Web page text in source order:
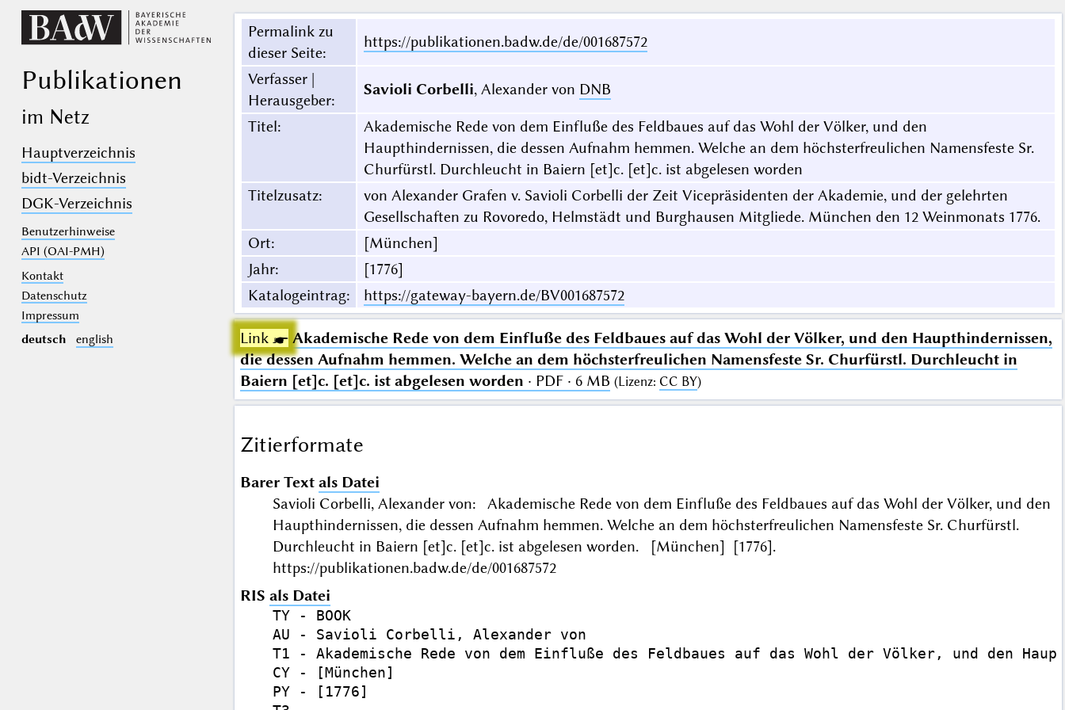
Publikationen
im Netz
Hauptverzeichnis
bidt-Verzeichnis
DGK-Verzeichnis
Benutzerhinweise
API (OAI-PMH)
Kontakt
Datenschutz
Impressum
deutsch
english
Permalink zu
dieser Seite:
https://publikationen.badw.de/de/001687572
Verfasser |
Herausgeber:
Savioli Corbelli, Alexander von DNB
Titel:
Akademische Rede von dem Einfluße des Feldbaues auf das Wohl der Völker, und den
Haupthindernissen, die dessen Aufnahm hemmen. Welche an dem höchsterfreulichen Namensfeste Sr.
Churfürstl. Durchleucht in Baiern [et]c. [et]c. ist abgelesen worden
Titelzusatz:
von Alexander Grafen v. Savioli Corbelli der Zeit Vicepräsidenten der Akademie, und der gelehrten
Gesellschaften zu Rovoredo, Helmstädt und Burghausen Mitgliede. München den 12 Weinmonats 1776.
Ort:
[München]
Jahr:
[1776]
Katalogeintrag: https://gateway-bayern.de/BV001687572
Link ☛ Akademische Rede von dem Einfluße des Feldbaues auf das Wohl der Völker, und den Haupthindernissen,
die dessen Aufnahm hemmen. Welche an dem höchsterfreulichen Namensfeste Sr. Churfürstl. Durchleucht in
Baiern [et]c. [et]c. ist abgelesen worden · PDF · 6 MB (Lizenz: CC BY)
Zitierformate
Barer Text als Datei
Savioli Corbelli, Alexander von: Akademische Rede von dem Einfluße des Feldbaues auf das Wohl der Völker, und den
Haupthindernissen, die dessen Aufnahm hemmen. Welche an dem höchsterfreulichen Namensfeste Sr. Churfürstl.
Durchleucht in Baiern [et]c. [et]c. ist abgelesen worden. [München] [1776].
https://publikationen.badw.de/de/001687572
RIS als Datei
TY - BOOK
AU - Savioli Corbelli, Alexander von
T1 - Akademische Rede von dem Einfluße des Feldbaues auf das Wohl der Völker, und den
CY - [München]
PY - [1776]